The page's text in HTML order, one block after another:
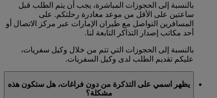
بالنسبة إلى الحجوزات المباشرة، يجب أن يتم الطلب قبل
ساعتين على الأقل من موعد مغادرة رحلتكم. على
المسافرين التواصل مع طيران الإمارات عبر مركز الاتصال أو
أحد مكاتب إصدار التذاكر التابعة لنا.
بالنسبة إلى الحجوزات التي تتم من خلال وكيل سفريات،
عليكم تقديم الطلب لدى وكيل السفريات.
يظهر اسمي على التذكرة من دون فراغات، هل ستكون هذه
مشكلة؟